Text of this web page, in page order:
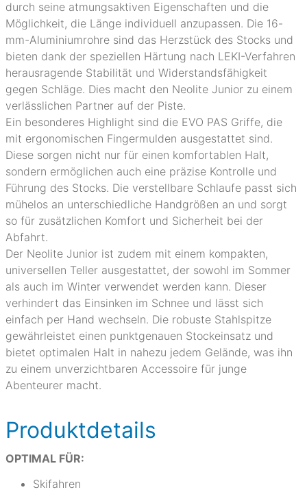
durch seine atmungsaktiven Eigenschaften und die
Möglichkeit, die Länge individuell anzupassen. Die 16-
mm-Aluminiumrohre sind das Herzstück des Stocks und
bieten dank der speziellen Härtung nach LEKI-Verfahren
herausragende Stabilität und Widerstandsfähigkeit
gegen Schläge. Dies macht den Neolite Junior zu einem
verlässlichen Partner auf der Piste.
Ein besonderes Highlight sind die EVO PAS Griffe, die
mit ergonomischen Fingermulden ausgestattet sind.
Diese sorgen nicht nur für einen komfortablen Halt,
sondern ermöglichen auch eine präzise Kontrolle und
Führung des Stocks. Die verstellbare Schlaufe passt sich
mühelos an unterschiedliche Handgrößen an und sorgt
so für zusätzlichen Komfort und Sicherheit bei der
Abfahrt.
Der Neolite Junior ist zudem mit einem kompakten,
universellen Teller ausgestattet, der sowohl im Sommer
als auch im Winter verwendet werden kann. Dieser
verhindert das Einsinken im Schnee und lässt sich
einfach per Hand wechseln. Die robuste Stahlspitze
gewährleistet einen punktgenauen Stockeinsatz und
bietet optimalen Halt in nahezu jedem Gelände, was ihn
zu einem unverzichtbaren Accessoire für junge
Abenteurer macht.
Produktdetails
OPTIMAL FÜR:
Skifahren